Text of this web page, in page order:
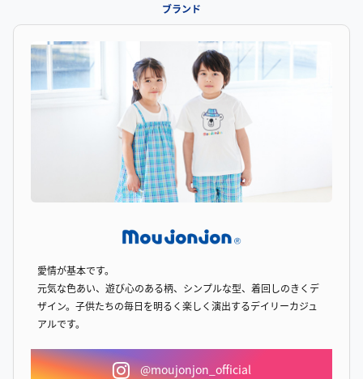
ブランド
愛情が基本です。
元気な色あい、遊び心のある柄、シンプルな型、着回しのきくデ
ザイン。子供たちの毎日を明るく楽しく演出するデイリーカジュ
アルです。
@moujonjon_official